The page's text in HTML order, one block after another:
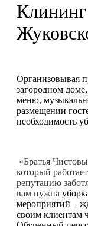
Организовывая
загородном
меню,
размещении
необходимость
«Братья
который
репутацию
вам нужна
мероприятий –
своим клиентам